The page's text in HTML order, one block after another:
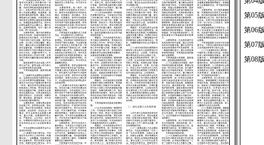
第05
第06
第07
第08